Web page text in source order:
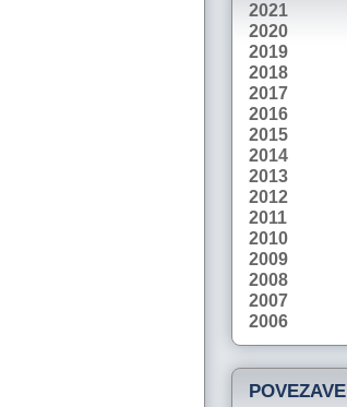
2021
2020
2019
2018
2017
2016
2015
2014
2013
2012
2011
2010
2009
2008
2007
2006
POVEZAVE